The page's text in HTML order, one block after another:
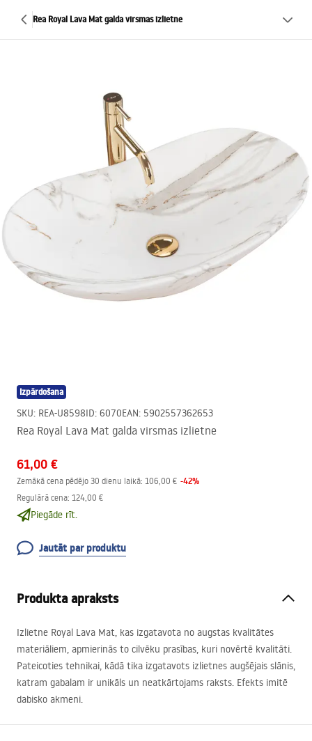
Rea Royal Lava Mat galda virsmas izlietne
Izpārdošana
SKU: REA-U8598ID: 6070EAN: 5902557362653
Rea Royal Lava Mat galda virsmas izlietne
61,00 €
Zemākā cena pēdējo 30 dienu laikā: 106,00 € -42%
Regulārā cena: 124,00 €
Piegāde rīt.
Jautāt par produktu
Produkta apraksts
Izlietne Royal Lava Mat, kas izgatavota no augstas kvalitātes
materiāliem, apmierinās to cilvēku prasības, kuri novērtē kvalitāti.
Pateicoties tehnikai, kādā tika izgatavots izlietnes augšējais slānis,
katram gabalam ir unikāls un neatkārtojams raksts. Efekts imitē
dabisko akmeni.